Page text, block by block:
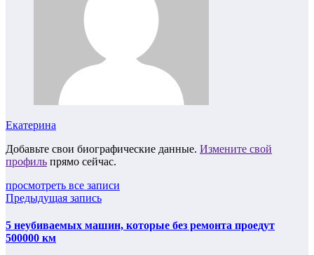
Екатерина
Добавьте свои биографические данные. Измените свой
профиль прямо сейчас.
просмотреть все записи
Предыдущая запись
5 неубиваемых машин, которые без ремонта проедут
500000 км